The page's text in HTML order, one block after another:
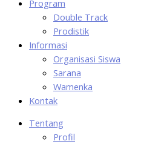
Program
Double Track
Prodistik
Informasi
Organisasi Siswa
Sarana
Wamenka
Kontak
Tentang
Profil